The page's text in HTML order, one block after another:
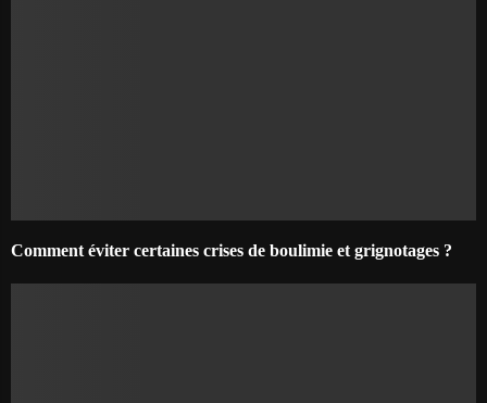
Comment éviter certaines crises de boulimie et grignotages ?